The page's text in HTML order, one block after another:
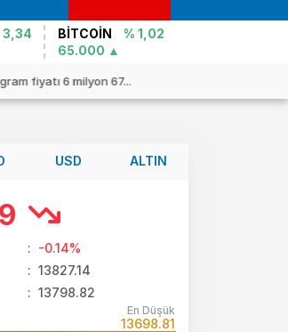
3,34
BİTCOİN
% 1,02
65.000
fiyatı 6 milyon 67...
USD ALTIN
: -0.14%
: 13827.14
: 13798.82
En Düşük
13698.81